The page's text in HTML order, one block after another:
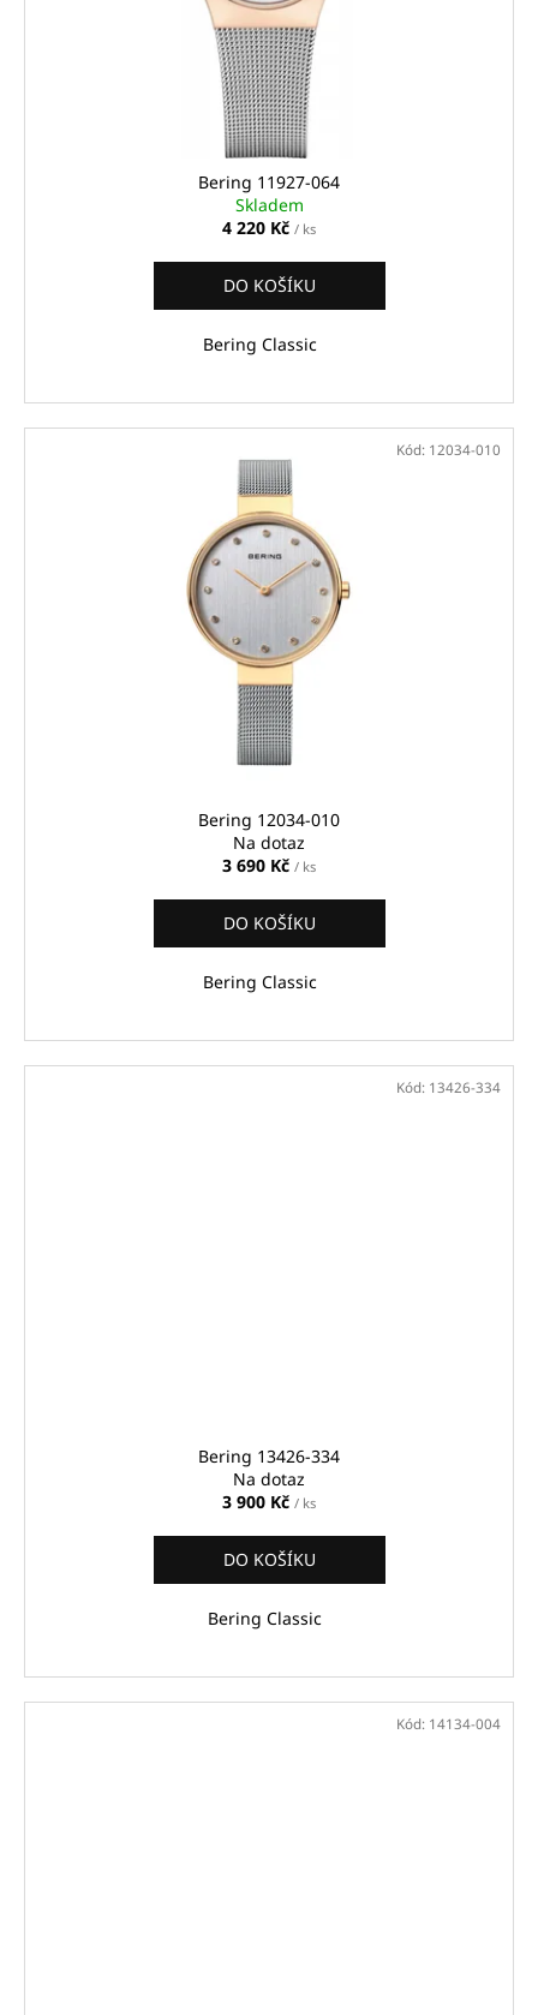
Bering 11927-064
Skladem
4 220 Kč / ks
DO KOŠÍKU
Bering Classic
Bering 12034-010
Na dotaz
3 690 Kč / ks
DO KOŠÍKU
Bering Classic
Kód: 12034-010
Bering 13426-334
Na dotaz
3 900 Kč / ks
DO KOŠÍKU
Bering Classic
Kód: 13426-334
Kód: 14134-004